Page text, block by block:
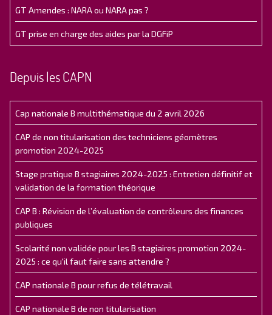
GT Amendes : NARA ou NARA pas ?
GT prise en charge des aides par la DGFiP
Depuis les CAPN
Cap nationale B multithématique du 2 avril 2026
CAP de non titularisation des techniciens géomètres
promotion 2024-2025
Stage pratique B stagiaires 2024-2025 : Entretien définitif et
validation de la formation théorique
CAP B : Révision de l’évaluation de contrôleurs des finances
publiques
Scolarité non validée pour les B stagiaires promotion 2024-
2025 : ce qu'il faut faire sans attendre ?
CAP nationale B pour refus de télétravail
CAP nationale B de non titularisation